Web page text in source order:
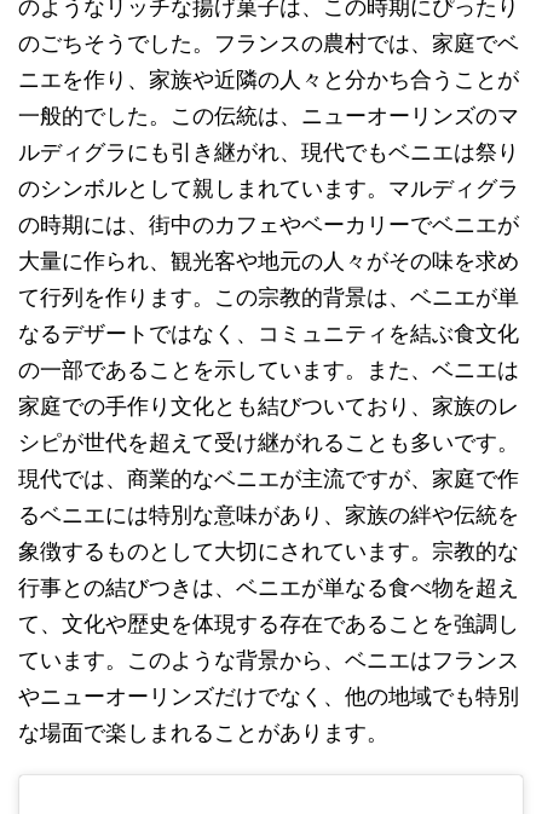
のようなリッチな揚げ菓子は、この時期にぴったり
のごちそうでした。フランスの農村では、家庭でベ
ニエを作り、家族や近隣の人々と分かち合うことが
一般的でした。この伝統は、ニューオーリンズのマ
ルディグラにも引き継がれ、現代でもベニエは祭り
のシンボルとして親しまれています。マルディグラ
の時期には、街中のカフェやベーカリーでベニエが
大量に作られ、観光客や地元の人々がその味を求め
て行列を作ります。この宗教的背景は、ベニエが単
なるデザートではなく、コミュニティを結ぶ食文化
の一部であることを示しています。また、ベニエは
家庭での手作り文化とも結びついており、家族のレ
シピが世代を超えて受け継がれることも多いです。
現代では、商業的なベニエが主流ですが、家庭で作
るベニエには特別な意味があり、家族の絆や伝統を
象徴するものとして大切にされています。宗教的な
行事との結びつきは、ベニエが単なる食べ物を超え
て、文化や歴史を体現する存在であることを強調し
ています。このような背景から、ベニエはフランス
やニューオーリンズだけでなく、他の地域でも特別
な場面で楽しまれることがあります。